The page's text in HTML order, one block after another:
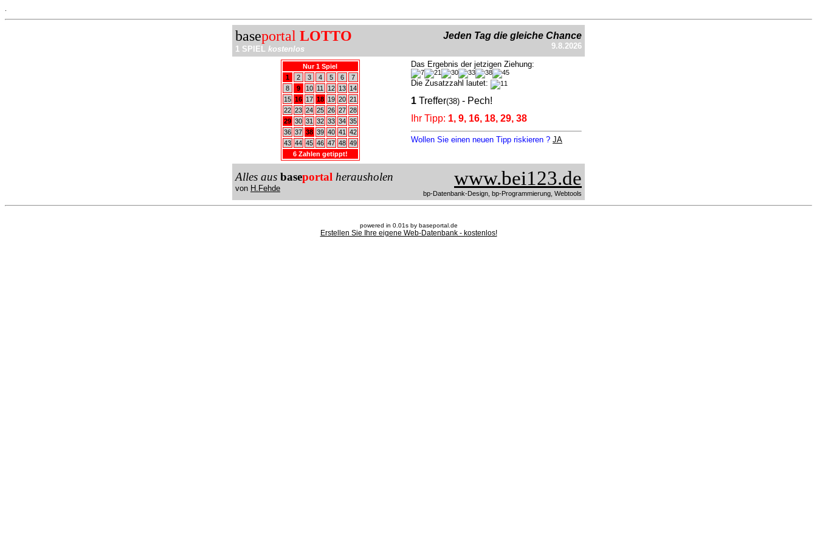
baseportal LOTTO
1 SPIEL kostenlos
Jeden Tag die gleiche Chance
9.8.2026
Nur 1 Spiel
1
2 3 4 5 6
7
8
9 10 11 12 13
14
15 16 17 18 19 20 21
22 23 24 25 26 27 28
29 30 31 32 33 34 35
36 37 38 39 40 41
42
43 44 45 46 47 48 49
6 Zahlen getippt!
Das Ergebnis der jetzigen Ziehung:
Die Zusatzzahl lautet:
1 Treffer(38) - Pech!
Ihr Tipp: 1, 9, 16, 18, 29, 38
Wollen Sie einen neuen Tipp riskieren ? JA
Alles aus baseportal herausholen
von H.Fehde www.bei123.de
bp-Datenbank-Design, bp-Programmierung, Webtools
powered in 0.01s by baseportal.de
Erstellen Sie Ihre eigene Web-Datenbank - kostenlos!